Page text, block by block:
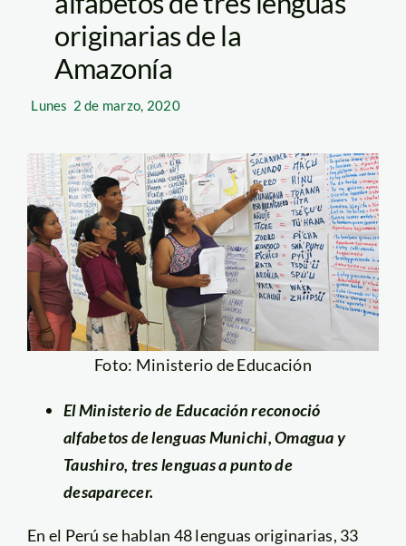
originarias de la
Amazonía
Lunes 2 de marzo, 2020
Foto: Ministerio de Educación
El Ministerio de Educación reconoció
alfabetos de lenguas Munichi, Omagua y
Taushiro, tres lenguas a punto de
desaparecer.
En el Perú se hablan 48 lenguas originarias, 33